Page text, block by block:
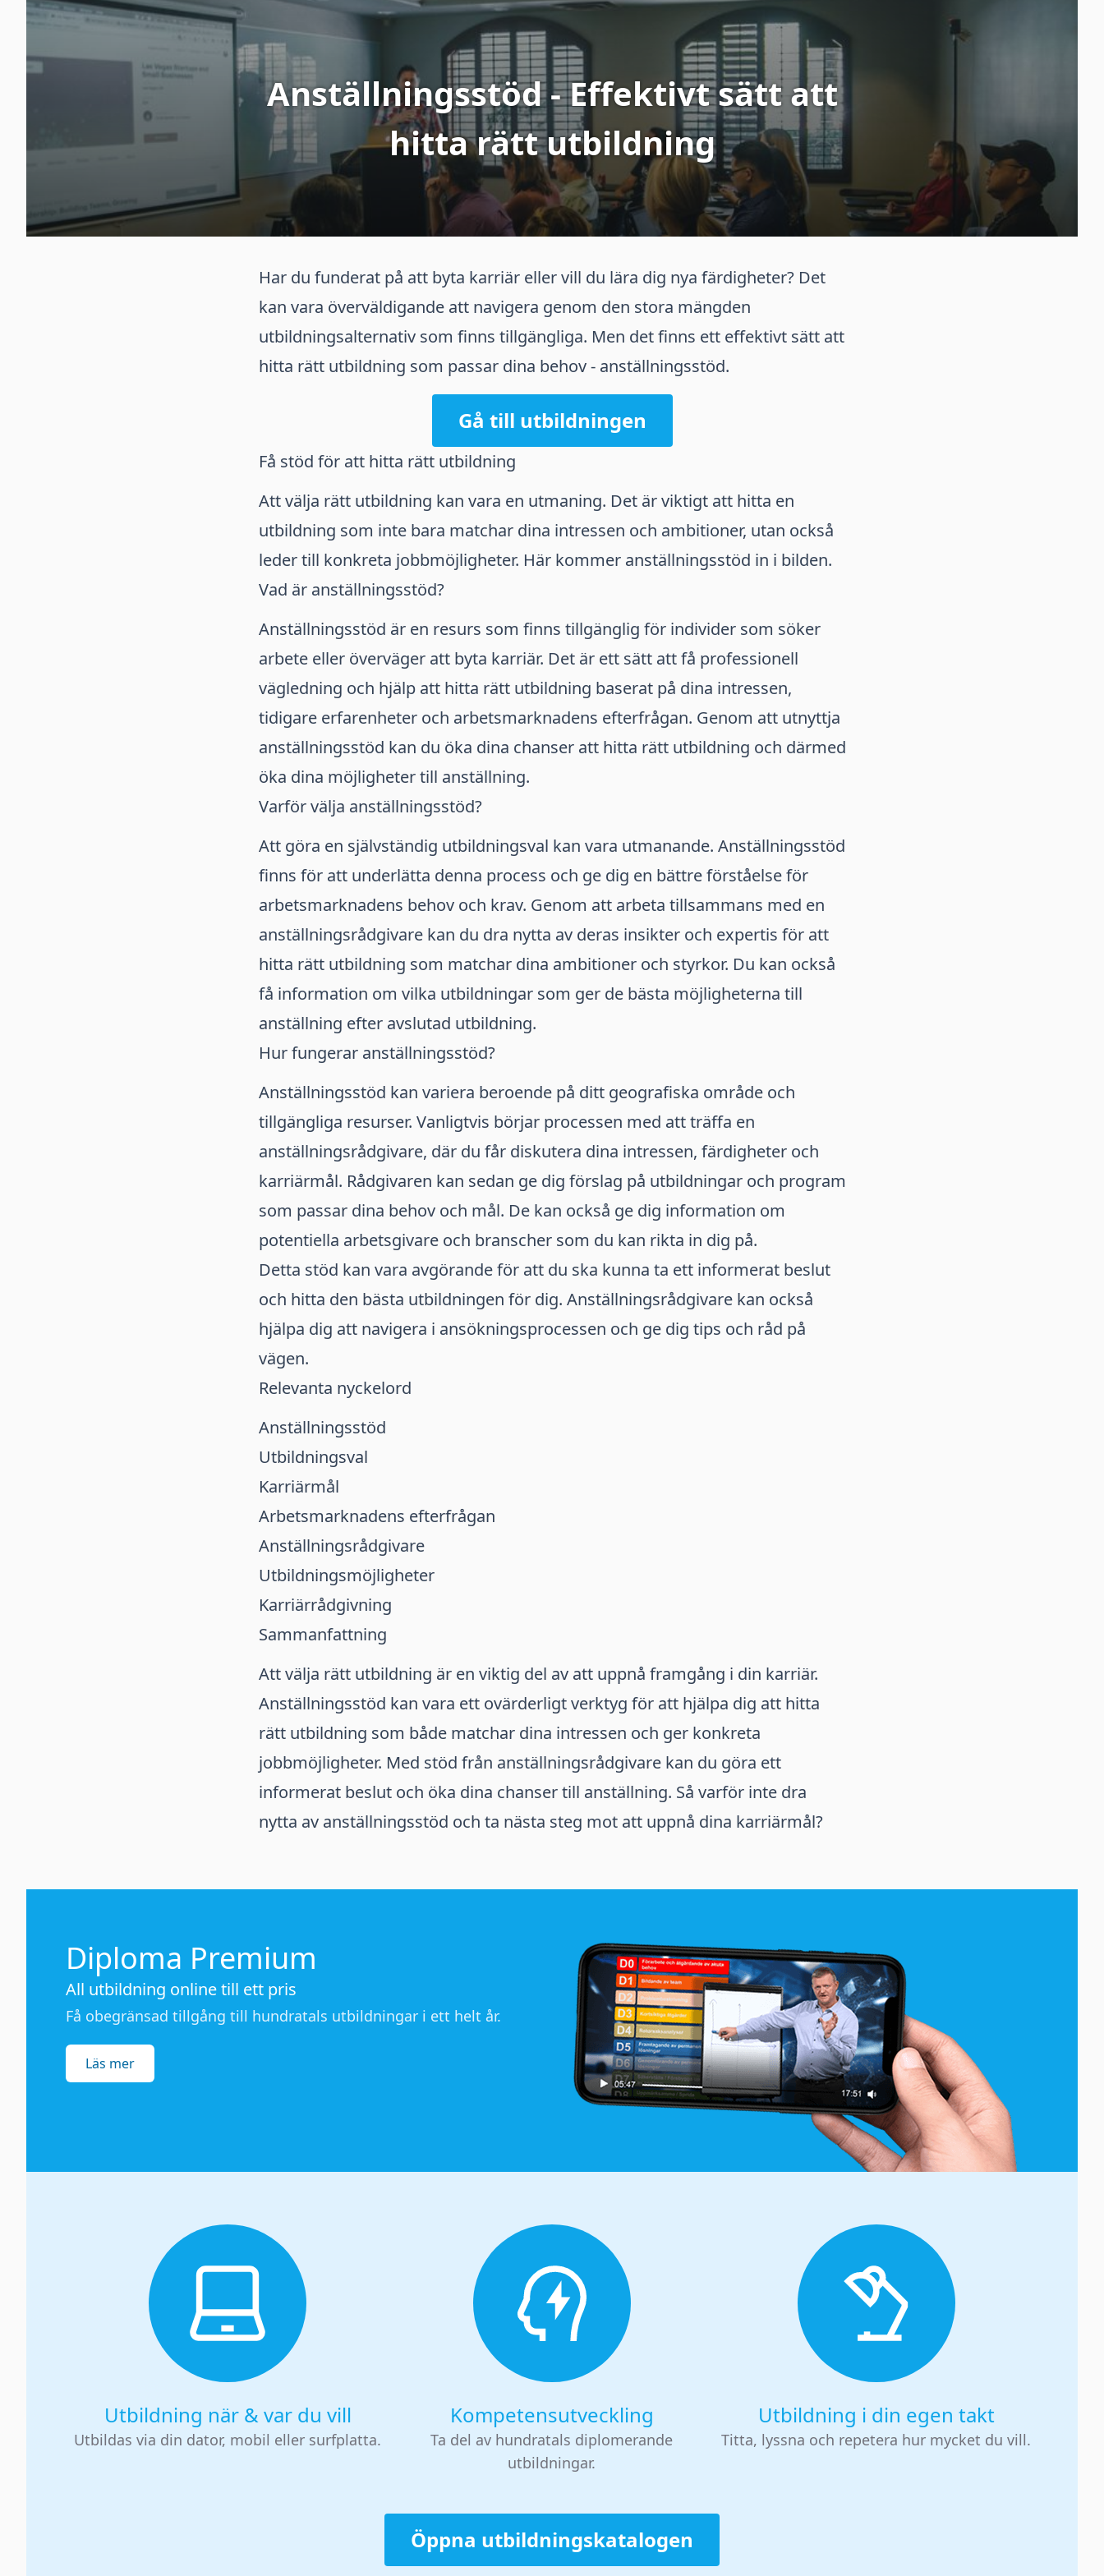
Anställningsstöd - Effektivt sätt att
hitta rätt utbildning
Har du funderat på att byta karriär eller vill du lära dig nya färdigheter? Det
kan vara överväldigande att navigera genom den stora mängden
utbildningsalternativ som finns tillgängliga. Men det finns ett effektivt sätt att
hitta rätt utbildning som passar dina behov - anställningsstöd.
Gå till utbildningen
Få stöd för att hitta rätt utbildning
Att välja rätt utbildning kan vara en utmaning. Det är viktigt att hitta en
utbildning som inte bara matchar dina intressen och ambitioner, utan också
leder till konkreta jobbmöjligheter. Här kommer anställningsstöd in i bilden.
Vad är anställningsstöd?
Anställningsstöd är en resurs som finns tillgänglig för individer som söker
arbete eller överväger att byta karriär. Det är ett sätt att få professionell
vägledning och hjälp att hitta rätt utbildning baserat på dina intressen,
tidigare erfarenheter och arbetsmarknadens efterfrågan. Genom att utnyttja
anställningsstöd kan du öka dina chanser att hitta rätt utbildning och därmed
öka dina möjligheter till anställning.
Varför välja anställningsstöd?
Att göra en självständig utbildningsval kan vara utmanande. Anställningsstöd
finns för att underlätta denna process och ge dig en bättre förståelse för
arbetsmarknadens behov och krav. Genom att arbeta tillsammans med en
anställningsrådgivare kan du dra nytta av deras insikter och expertis för att
hitta rätt utbildning som matchar dina ambitioner och styrkor. Du kan också
få information om vilka utbildningar som ger de bästa möjligheterna till
anställning efter avslutad utbildning.
Hur fungerar anställningsstöd?
Anställningsstöd kan variera beroende på ditt geografiska område och
tillgängliga resurser. Vanligtvis börjar processen med att träffa en
anställningsrådgivare, där du får diskutera dina intressen, färdigheter och
karriärmål. Rådgivaren kan sedan ge dig förslag på utbildningar och program
som passar dina behov och mål. De kan också ge dig information om
potentiella arbetsgivare och branscher som du kan rikta in dig på.
Detta stöd kan vara avgörande för att du ska kunna ta ett informerat beslut
och hitta den bästa utbildningen för dig. Anställningsrådgivare kan också
hjälpa dig att navigera i ansökningsprocessen och ge dig tips och råd på
vägen.
Relevanta nyckelord
Anställningsstöd
Utbildningsval
Karriärmål
Arbetsmarknadens efterfrågan
Anställningsrådgivare
Utbildningsmöjligheter
Karriärrådgivning
Sammanfattning
Att välja rätt utbildning är en viktig del av att uppnå framgång i din karriär.
Anställningsstöd kan vara ett ovärderligt verktyg för att hjälpa dig att hitta
rätt utbildning som både matchar dina intressen och ger konkreta
jobbmöjligheter. Med stöd från anställningsrådgivare kan du göra ett
informerat beslut och öka dina chanser till anställning. Så varför inte dra
nytta av anställningsstöd och ta nästa steg mot att uppnå dina karriärmål?
Diploma Premium
All utbildning online till ett pris
Få obegränsad tillgång till hundratals utbildningar i ett helt år.
Läs mer
Utbildning när & var du vill
Utbildas via din dator, mobil eller surfplatta.
Kompetensutveckling
Ta del av hundratals diplomerande
utbildningar.
Utbildning i din egen takt
Titta, lyssna och repetera hur mycket du vill.
Öppna utbildningskatalogen